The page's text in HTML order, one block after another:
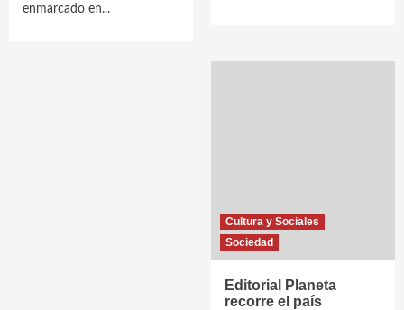
enmarcado en...
Cultura y Sociales
Sociedad
Editorial Planeta
recorre el país